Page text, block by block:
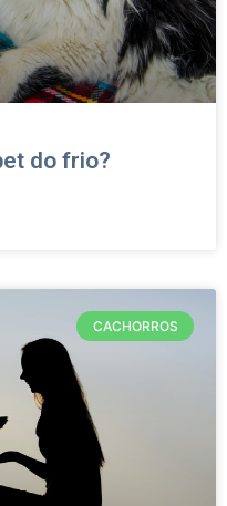
do frio?
CACHORROS